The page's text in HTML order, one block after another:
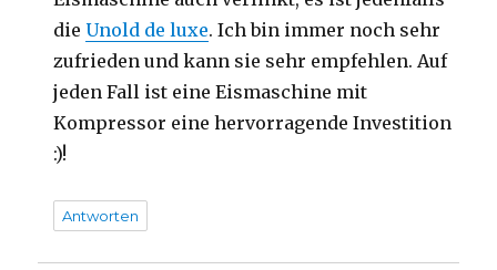
dieUnold de luxe. Ich bin immer noch sehr
zufrieden und kann sie sehr empfehlen. Auf
jeden Fall ist eine Eismaschine mit
Kompressor eine hervorragende Investition
:)!
Antworten